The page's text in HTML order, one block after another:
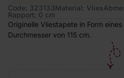
Code: 323133Material: Vlies
Rapport: 0 cm
Originelle Vliestapete in Form
Durchmesser von 115 cm.